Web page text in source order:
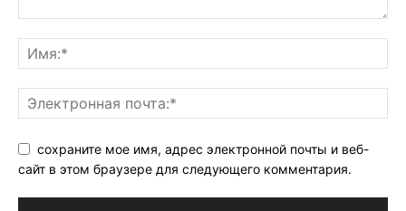
сохраните мое имя, адрес электронной почты и веб-
сайт в этом браузере для следующего комментария.